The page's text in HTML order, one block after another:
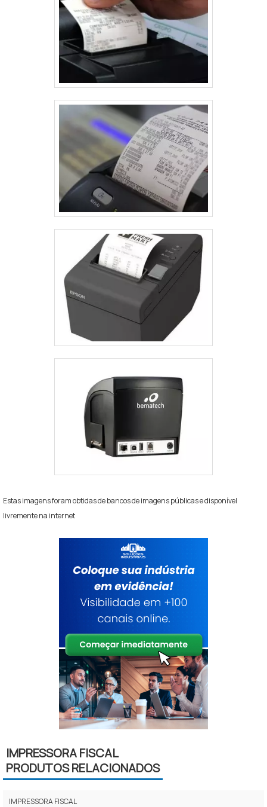
Estas imagens foram obtidas de bancos de imagens públicas e disponível
livremente na internet
IMPRESSORA FISCAL
PRODUTOS RELACIONADOS
IMPRESSORA FISCAL